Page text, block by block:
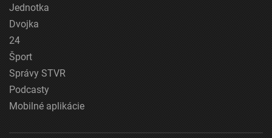
Jednotka
Dvojka
24
Šport
Správy STVR
Podcasty
Mobilné aplikácie